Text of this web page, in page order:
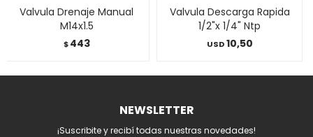
Valvula Drenaje Manual
M14x1.5
$ 443
Valvula Descarga Rapida
1/2"x 1/4" Ntp
USD10,50
NEWSLETTER
¡Suscribite y recibí todas nuestras novedades!